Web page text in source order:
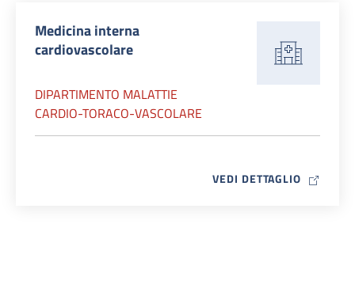
Medicina interna
cardiovascolare
DIPARTIMENTO MALATTIE
CARDIO-TORACO-VASCOLARE
VEDI DETTAGLIO MAP ICON